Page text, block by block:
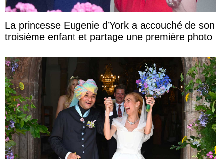
La princesse Eugenie d’York a accouché de son
troisième enfant et partage une première photo